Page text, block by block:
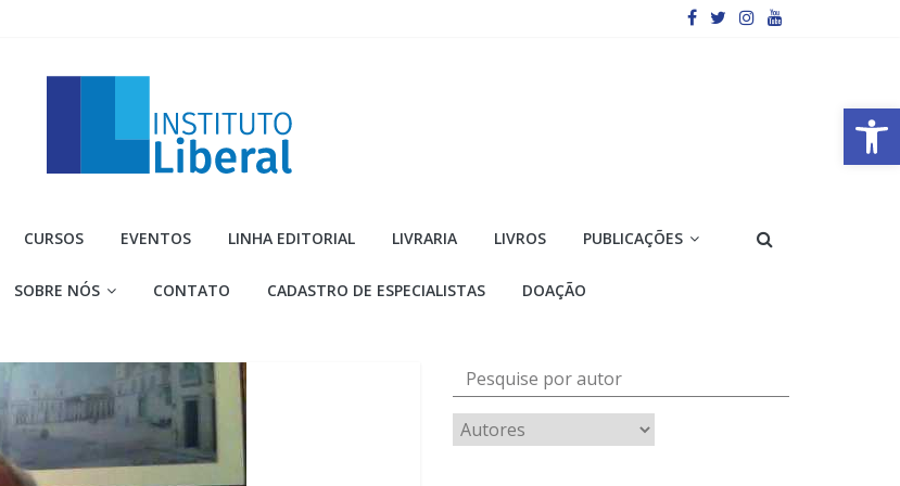
Barra de Ferramentas Aberta
Liberal
a
parte
mais
importante
da
CURSOS EVENTOS LINHA EDITORIAL LIVRARIA LIVROS PUBLICAÇÕES
SOBRE NÓS CONTATO CADASTRO DE ESPECIALISTAS DOAÇÃO
Pesquise por autor